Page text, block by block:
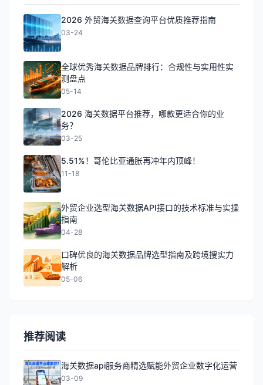
2026 外贸海关数据查询平台优质推荐指南
03-24
全球优秀海关数据品牌排行：合规性与实用性实
测盘点
05-14
2026 海关数据平台推荐，哪款更适合你的业
务？
03-25
5.51%！哥伦比亚通胀再冲年内顶峰！
11-18
外贸企业选型海关数据API接口的技术标准与实操
指南
04-28
口碑优良的海关数据品牌选型指南及跨境搜实力
解析
05-06
推荐阅读
海关数据api服务商精选赋能外贸企业数字化运营
03-09